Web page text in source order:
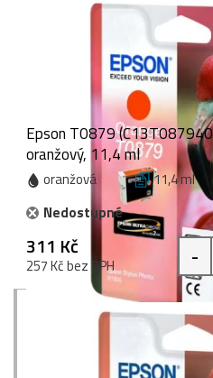
Epson T0879
oranžový, 11,4 ml
oranžová 11,4 ml
Nedostupné
311 Kč
257 Kč bez DPH -